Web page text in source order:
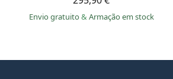
Envio gratuito& Armação em stock